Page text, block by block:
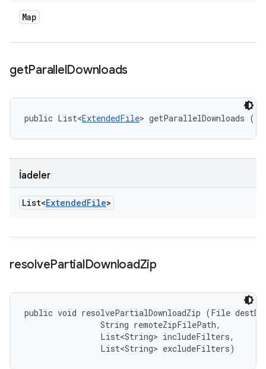
Map
getParallelDownloads
public List<ExtendedFile> getParallelDownloads ()
İadeler
List<ExtendedFile>
resolvePartialDownloadZip
public void resolvePartialDownloadZip (File
                String remoteZipFilePath,
                List<String> includeFilters,
                List<String> excludeFilters)